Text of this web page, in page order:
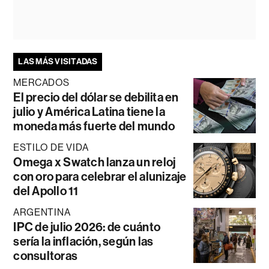
LAS MÁS VISITADAS
MERCADOS
El precio del dólar se debilita en
julio y América Latina tiene la
moneda más fuerte del mundo
ESTILO DE VIDA
Omega x Swatch lanza un reloj
con oro para celebrar el alunizaje
del Apollo 11
ARGENTINA
IPC de julio 2026: de cuánto
sería la inflación, según las
consultoras